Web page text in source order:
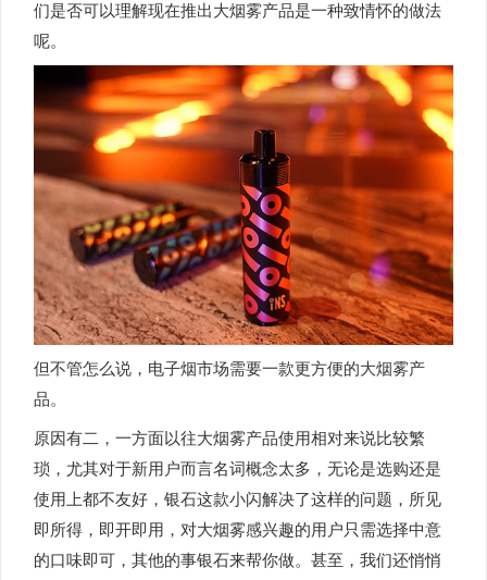
们是否可以理解现在推出大烟雾产品是一种致情怀的做法
呢。
但不管怎么说，电子烟市场需要一款更方便的大烟雾产
品。
原因有二，一方面以往大烟雾产品使用相对来说比较繁
琐，尤其对于新用户而言名词概念太多，无论是选购还是
使用上都不友好，银石这款小闪解决了这样的问题，所见
即所得，即开即用，对大烟雾感兴趣的用户只需选择中意
的口味即可，其他的事银石来帮你做。甚至，我们还悄悄